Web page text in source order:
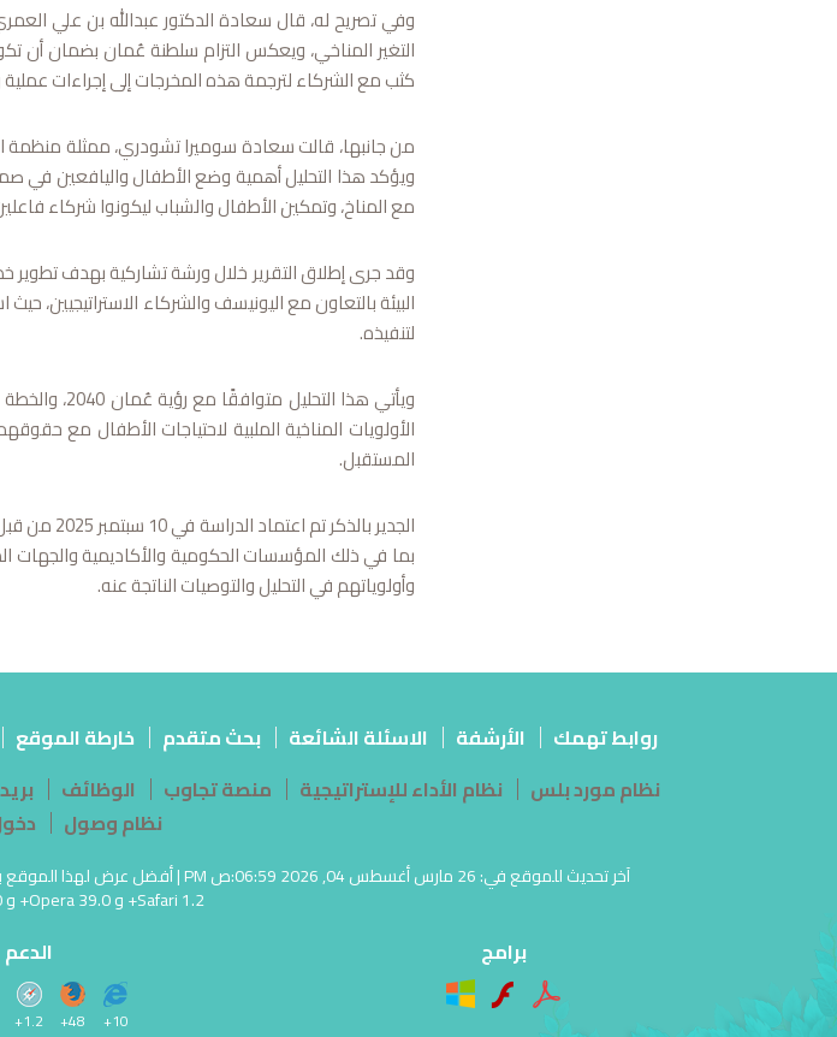
وفي تصريح له، قال سعادة الدكتور عبدالله بن علي
كثب مع الشركاء لترجمة هذه المخرجات إلى إجراءات
من جانبها، قالت سعادة سوميرا تشودري، ممثلة منظمة
ويؤكد هذا التحليل أهمية وضع الأطفال واليافعين في
مع المناخ، وتمكين الأطفال والشباب ليكونوا شركاء
وقد جرى إطلاق التقرير خلال ورشة تشاركية بهدف
البيئة بالتعاون مع اليونيسف والشركاء الاستراتيجيين،
لتنفيذه.
الأولويات المناخية الملبية لاحتياجات الأطفال مع
المستقبل.
الجدير
بما في ذلك المؤسسات الحكومية والأكاديمية والجهات
وأولوياتهم في التحليل والتوصيات الناتجة عنه.
روابط تهمك الأرشفة الاسئلة الشائعة بحث متقدم خارطة الموقع
نظام مورد بلس
نظام الأداء للإستراتيجية منصة تجاوب الوظائف
نظام وصول
Safari 1.2+ و Opera 39.0+ و Google Chrome 43.0
برامج الدعم
10+
48+
1.2+